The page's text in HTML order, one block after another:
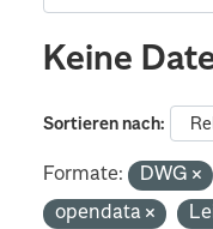
Keine
Sortieren nach
Formate: DWG
opendata